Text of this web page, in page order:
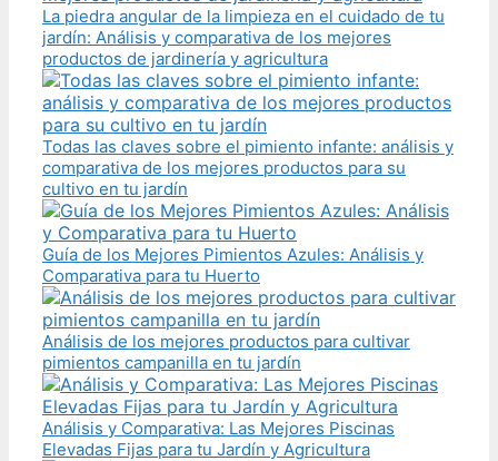
La piedra angular de la limpieza en el cuidado de tu
jardín: Análisis y comparativa de los mejores
productos de jardinería y agricultura
Todas las claves sobre el pimiento infante: análisis y
comparativa de los mejores productos para su
cultivo en tu jardín
Guía de los Mejores Pimientos Azules: Análisis y
Comparativa para tu Huerto
Análisis de los mejores productos para cultivar
pimientos campanilla en tu jardín
Análisis y Comparativa: Las Mejores Piscinas
Elevadas Fijas para tu Jardín y Agricultura